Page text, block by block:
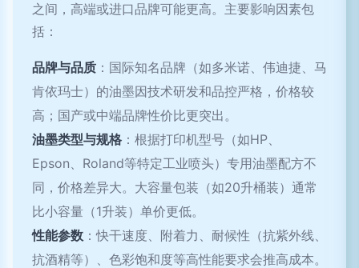
之间，高端或进口品牌可能更高。主要影响因素包
括：
品牌与品质 ：国际知名品牌（如多米诺、伟迪捷、马
肯依玛士）的油墨因技术研发和品控严格，价格较
高；国产或中端品牌性价比更突出。
油墨类型与规格 ：根据打印机型号（如HP、
Epson、Roland等特定工业喷头）专用油墨配方不
同，价格差异大。大容量包装（如20升桶装）通常
比小容量（1升装）单价更低。
性能参数 ：快干速度、附着力、耐候性（抗紫外线、
抗酒精等）、色彩饱和度等高性能要求会推高成本。